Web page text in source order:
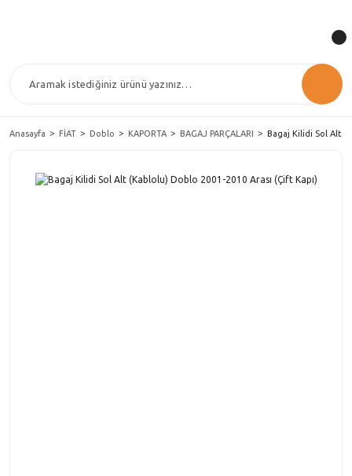
Anasayfa FİAT Doblo KAPORTA BAGAJ PARÇALARI Bagaj Kilidi Sol Alt